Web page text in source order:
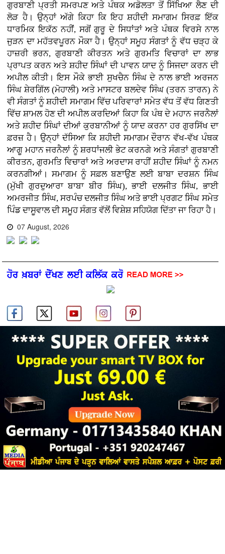
ਗੁਰਬਾਣੀ ਪ੍ਰਤੀ ਸਮਰਪਣ ਅਤੇ ਪੰਥਕ ਅਡੋਲਤਾ ਤੋਂ ਸਿੱਖਿਆ ਲੈਣ ਦੀ
ਲੋੜ ਹੈ। ਉਨ੍ਹਾਂ ਅੱਗੇ ਕਿਹਾ ਕਿ ਇਹ ਸ਼ਹੀਦੀ ਸਮਾਗਮ ਸਿਰਫ਼ ਇੱਕ
ਧਾਰਮਿਕ ਇਕੱਠ ਨਹੀਂ, ਸਗੋਂ ਗੁਰੂ ਦੇ ਸਿਧਾਂਤਾਂ ਅਤੇ ਪੰਥਕ ਵਿਰਸੇ ਨਾਲ
ਜੁੜਨ ਦਾ ਮਹੱਤਵਪੂਰਨ ਮੌਕਾ ਹੈ। ਉਨ੍ਹਾਂ ਸਮੂਹ ਸੰਗਤਾਂ ਨੂੰ ਵੱਧ ਚੜ੍ਹ ਕੇ
ਹਾਜ਼ਰੀ ਭਰਨ, ਗੁਰਬਾਣੀ ਕੀਰਤਨ ਅਤੇ ਗੁਰਮਤਿ ਵਿਚਾਰਾਂ ਦਾ ਲਾਭ
ਪ੍ਰਾਪਤ ਕਰਨ ਅਤੇ ਸ਼ਹੀਦ ਸਿੰਘਾਂ ਦੀ ਪਾਵਨ ਯਾਦ ਨੂੰ ਸਿਜਦਾ ਕਰਨ ਦੀ
ਅਪੀਲ ਕੀਤੀ। ਇਸ ਮੌਕੇ ਭਾਈ ਸੁਖਚੈਨ ਸਿੰਘ ਦੇ ਨਾਲ ਭਾਈ ਅਰਜਨ
ਸਿੰਘ ਸ਼ੇਰਗਿੱਲ (ਮੋਹਾਲੀ) ਅਤੇ ਮਾਸਟਰ ਬਲਦੇਵ ਸਿੰਘ (ਤਰਨ ਤਾਰਨ) ਨੇ
ਵੀ ਸੰਗਤਾਂ ਨੂੰ ਸ਼ਹੀਦੀ ਸਮਾਗਮ ਵਿੱਚ ਪਰਿਵਾਰਾਂ ਸਮੇਤ ਵੱਧ ਤੋਂ ਵੱਧ ਗਿਣਤੀ
ਵਿੱਚ ਸ਼ਾਮਲ ਹੋਣ ਦੀ ਅਪੀਲ ਕਰਦਿਆਂ ਕਿਹਾ ਕਿ ਪੰਥ ਦੇ ਮਹਾਨ ਜਰਨੈਲਾਂ
ਅਤੇ ਸ਼ਹੀਦ ਸਿੰਘਾਂ ਦੀਆਂ ਕੁਰਬਾਨੀਆਂ ਨੂੰ ਯਾਦ ਕਰਨਾ ਹਰ ਗੁਰਸਿੱਖ ਦਾ
ਫ਼ਰਜ਼ ਹੈ। ਉਨ੍ਹਾਂ ਦੱਸਿਆ ਕਿ ਸ਼ਹੀਦੀ ਸਮਾਗਮ ਦੌਰਾਨ ਵੱਖ-ਵੱਖ ਪੰਥਕ
ਆਗੂ ਮਹਾਨ ਜਰਨੈਲਾਂ ਨੂੰ ਸ਼ਰਧਾਂਜਲੀ ਭੇਟ ਕਰਨਗੇ ਅਤੇ ਸੰਗਤਾਂ ਗੁਰਬਾਣੀ
ਕੀਰਤਨ, ਗੁਰਮਤਿ ਵਿਚਾਰਾਂ ਅਤੇ ਅਰਦਾਸ ਰਾਹੀਂ ਸ਼ਹੀਦ ਸਿੰਘਾਂ ਨੂੰ ਨਮਨ
ਕਰਨਗੀਆਂ। ਸਮਾਗਮ ਨੂੰ ਸਫ਼ਲ ਬਣਾਉਣ ਲਈ ਬਾਬਾ ਦਰਸ਼ਨ ਸਿੰਘ
(ਮੁੱਖੀ ਗੁਰਦੁਆਰਾ ਬਾਬਾ ਬੀਰ ਸਿੰਘ), ਭਾਈ ਦਲਜੀਤ ਸਿੰਘ, ਭਾਈ
ਅਮਰਜੀਤ ਸਿੰਘ, ਸਰਪੰਚ ਦਲਜੀਤ ਸਿੰਘ ਅਤੇ ਭਾਈ ਪ੍ਰਗਟ ਸਿੰਘ ਸਮੇਤ
ਪਿੰਡ ਦਾਸੂਵਾਲ ਦੀ ਸਮੂਹ ਸੰਗਤ ਵੱਲੋਂ ਵਿਸ਼ੇਸ਼ ਸਹਿਯੋਗ ਦਿੱਤਾ ਜਾ ਰਿਹਾ ਹੈ।
07 August, 2026